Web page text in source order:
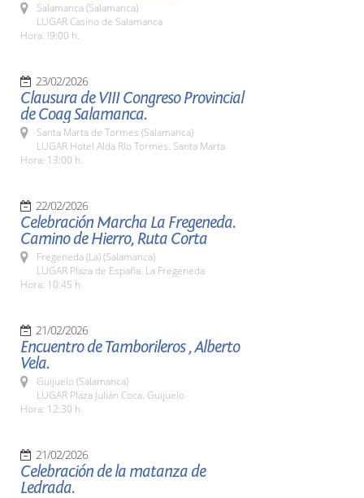
Salamanca (Salamanca)
LUGAR Casino de Salamanca
Hora: !9:00 h.
23/02/2026
Clausura de VIII Congreso Provincial
de Coag Salamanca.
Santa Marta de Tormes (Salamanca)
LUGAR Hotel Alda Río Tormes. Santa Marta
Hora: 13:00 h.
22/02/2026
Celebración Marcha La Fregeneda.
Camino de Hierro, Ruta Corta
Fregeneda (La) (Salamanca)
LUGAR Plaza de España. La Fregeneda
Hora: 10:45 h
21/02/2026
Encuentro de Tamborileros , Alberto
Vela.
Guijuelo (Salamanca)
LUGAR Plaza Julián Coca. Guijuelo
Hora: 12:30 h.
21/02/2026
Celebración de la matanza de
Ledrada.